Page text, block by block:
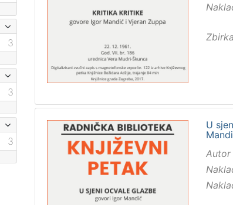
3
3
3
Zbirka
U
Autor